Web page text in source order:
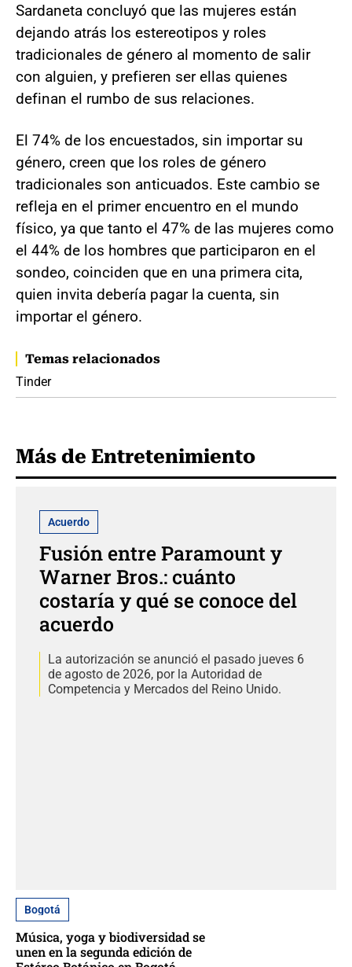
Sardaneta concluyó que las mujeres están
dejando atrás los estereotipos y roles
tradicionales de género al momento de salir
con alguien, y prefieren ser ellas quienes
definan el rumbo de sus relaciones.
El 74% de los encuestados, sin importar su
género, creen que los roles de género
tradicionales son anticuados. Este cambio se
refleja en el primer encuentro en el mundo
físico, ya que tanto el 47% de las mujeres como
el 44% de los hombres que participaron en el
sondeo, coinciden que en una primera cita,
quien invita debería pagar la cuenta, sin
importar el género.
Temas relacionados
Tinder
Más de Entretenimiento
Acuerdo
Fusión entre Paramount y
Warner Bros.: cuánto
costaría y qué se conoce del
acuerdo
La autorización se anunció el pasado jueves 6
de agosto de 2026, por la Autoridad de
Competencia y Mercados del Reino Unido.
Bogotá
Música, yoga y biodiversidad se
unen en la segunda edición de